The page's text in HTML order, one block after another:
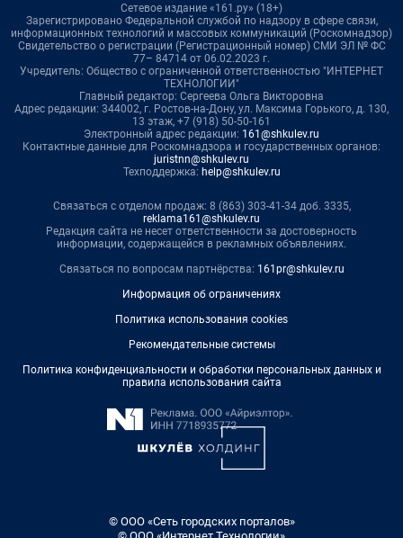
Сетевое издание «161.ру» (18+)
Зарегистрировано Федеральной службой по надзору в сфере связи,
информационных технологий и массовых коммуникаций (Роскомнадзор)
Свидетельство о регистрации (Регистрационный номер) СМИ ЭЛ № ФС
77– 84714 от 06.02.2023 г.
Учредитель: Общество с ограниченной ответственностью "ИНТЕРНЕТ
ТЕХНОЛОГИИ"
Главный редактор: Сергеева Ольга Викторовна
Адрес редакции: 344002, г. Ростов-на-Дону, ул. Максима Горького, д. 130,
13 этаж, +7 (918) 50-50-161
Электронный адрес редакции: 161@shkulev.ru
Контактные данные для Роскомнадзора и государственных органов:
juristnn@shkulev.ru
Техподдержка: help@shkulev.ru
Связаться с отделом продаж: 8 (863) 303-41-34 доб. 3335,
reklama161@shkulev.ru
Редакция сайта не несет ответственности за достоверность
информации, содержащейся в рекламных объявлениях.
Связаться по вопросам партнёрства: 161pr@shkulev.ru
Информация об ограничениях
Политика использования cookies
Рекомендательные системы
Политика конфиденциальности и обработки персональных данных и
правила использования сайта
© ООО «Сеть городских порталов»